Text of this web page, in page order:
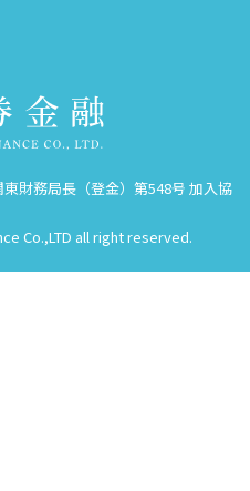
財務局長（登金）第548号 加入協
Co.,LTD all right reserved.